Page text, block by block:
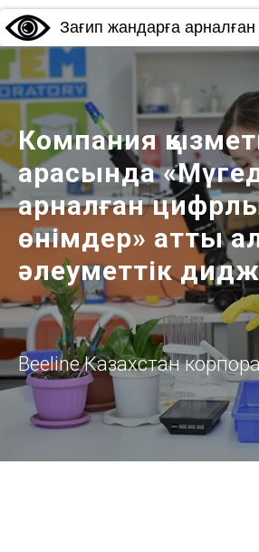
Зағип жандарға арналған
Компания
арасында
арналған
өнімдер» атты
әлеуметтік
Beeline Казахстан